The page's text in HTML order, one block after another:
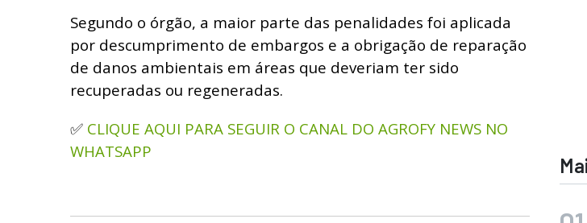
Segundo o órgão, a maior parte das penalidades foi aplicada
por descumprimento de embargos e a obrigação de reparação
de danos ambientais em áreas que deveriam ter sido
recuperadas ou regeneradas.
✅ CLIQUE AQUI PARA SEGUIR O CANAL DO AGROFY NEWS NO
WHATSAPP